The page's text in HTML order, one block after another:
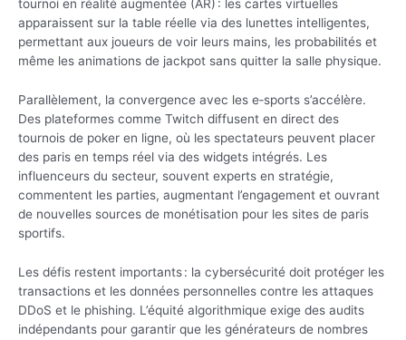
tournoi en réalité augmentée (AR) : les cartes virtuelles
apparaissent sur la table réelle via des lunettes intelligentes,
permettant aux joueurs de voir leurs mains, les probabilités et
même les animations de jackpot sans quitter la salle physique.
Parallèlement, la convergence avec les e‑sports s’accélère.
Des plateformes comme Twitch diffusent en direct des
tournois de poker en ligne, où les spectateurs peuvent placer
des paris en temps réel via des widgets intégrés. Les
influenceurs du secteur, souvent experts en stratégie,
commentent les parties, augmentant l’engagement et ouvrant
de nouvelles sources de monétisation pour les sites de paris
sportifs.
Les défis restent importants : la cybersécurité doit protéger les
transactions et les données personnelles contre les attaques
DDoS et le phishing. L’équité algorithmique exige des audits
indépendants pour garantir que les générateurs de nombres